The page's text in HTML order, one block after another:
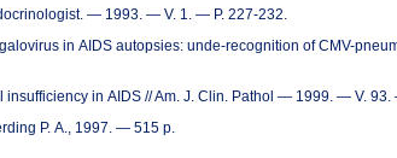
— 1993. — V. 1. — P. 227-232.
in AIDS autopsies: unde-recognition ofCMV-
insufficiency in AIDS // Am. J. Clin. Pathol — 1999. — V.
P. A., 1997. — 515 p.